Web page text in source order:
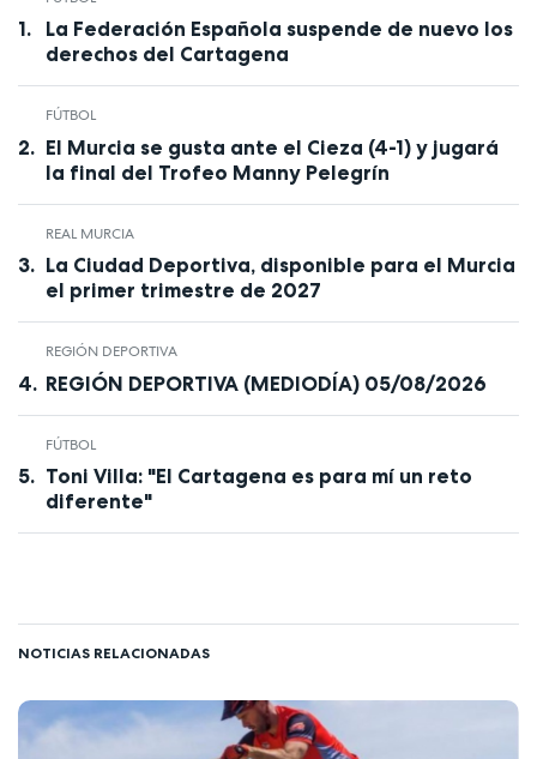
La Federación Española suspende de nuevo los
derechos del Cartagena
FÚTBOL
El Murcia se gusta ante el Cieza (4-1) y jugará
la final del Trofeo Manny Pelegrín
REAL MURCIA
La Ciudad Deportiva, disponible para el Murcia
el primer trimestre de 2027
REGIÓN DEPORTIVA
REGIÓN DEPORTIVA (MEDIODÍA) 05/08/2026
FÚTBOL
Toni Villa: "El Cartagena es para mí un reto
diferente"
NOTICIAS RELACIONADAS